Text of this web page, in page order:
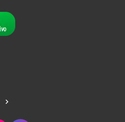
keyboard_arrow_right